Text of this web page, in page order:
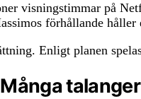
visningstimmar på
förhållande
Enligt planen
talanger